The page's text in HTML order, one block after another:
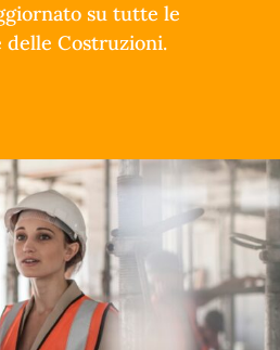
su tutte le
Costruzioni.